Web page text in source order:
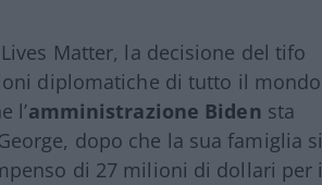
Matter, la decisione del tifo
diplomatiche di tutto il mondo
l’amministrazione Biden sta
dopo che la sua famiglia si
di 27 milioni di dollari per i